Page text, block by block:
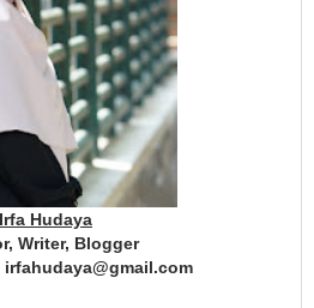
Irfa Hudaya
Writer, Blogger